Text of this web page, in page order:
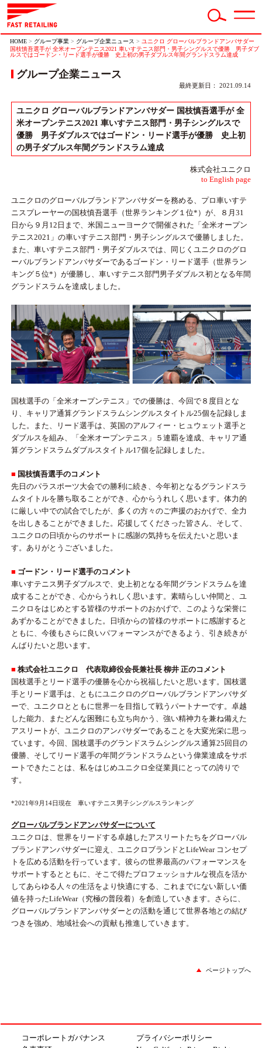
HOME > グループ事業 > グループ企業ニュース > ユニクロ グローバルブランドアンバサダー
国枝慎吾選手が 全米オープンテニス2021 車いすテニス部門・男子シングルスで優勝 男子ダブ
ルスではゴードン・リード選手が優勝 史上初の男子ダブルス年間グランドスラム達成
グループ企業ニュース
最終更新日： 2021.09.14
ユニクロ グローバルブランドアンバサダー 国枝慎吾選手が 全
米オープンテニス2021 車いすテニス部門・男子シングルスで
優勝 男子ダブルスではゴードン・リード選手が優勝 史上初
の男子ダブルス年間グランドスラム達成
株式会社ユニクロ
to English page
ユニクロのグローバルブランドアンバサダーを務める、プロ車いすテ
ニスプレーヤーの国枝慎吾選手（世界ランキング１位*）が、８月31
日から９月12日まで、米国ニューヨークで開催された「全米オープン
テニス2021」の車いすテニス部門・男子シングルスで優勝しました。
また、車いすテニス部門・男子ダブルスでは、同じくユニクロのグロ
ーバルブランドアンバサダーであるゴードン・リード選手（世界ラン
キング５位*）が優勝し、車いすテニス部門男子ダブルス初となる年間
グランドスラムを達成しました。
国枝選手の「全米オープンテニス」での優勝は、今回で８度目とな
り、キャリア通算グランドスラムシングルスタイトル25個を記録しま
した。また、リード選手は、英国のアルフィー・ヒュウェット選手と
ダブルスを組み、「全米オープンテニス」５連覇を達成、キャリア通
算グランドスラムダブルスタイトル17個を記録しました。
■ 国枝慎吾選手のコメント
先日のパラスポーツ大会での勝利に続き、今年初となるグランドスラ
ムタイトルを勝ち取ることができ、心からうれしく思います。体力的
に厳しい中での試合でしたが、多くの方々のご声援のおかげで、全力
を出しきることができました。応援してくださった皆さん、そして、
ユニクロの日頃からのサポートに感謝の気持ちを伝えたいと思いま
す。ありがとうございました。
■ ゴードン・リード選手のコメント
車いすテニス男子ダブルスで、史上初となる年間グランドスラムを達
成することができ、心からうれしく思います。素晴らしい仲間と、ユ
ニクロをはじめとする皆様のサポートのおかげで、このような栄誉に
あずかることができました。日頃からの皆様のサポートに感謝すると
ともに、今後もさらに良いパフォーマンスができるよう、引き続きが
んばりたいと思います。
■ 株式会社ユニクロ 代表取締役会長兼社長 柳井 正のコメント
国枝選手とリード選手の優勝を心から祝福したいと思います。国枝選
手とリード選手は、ともにユニクロのグローバルブランドアンバサダ
ーで、ユニクロとともに世界一を目指して戦うパートナーです。卓越
した能力、またどんな困難にも立ち向かう、強い精神力を兼ね備えた
アスリートが、ユニクロのアンバサダーであることを大変光栄に思っ
ています。今回、国枝選手のグランドスラムシングルス通算25回目の
優勝、そしてリード選手の年間グランドスラムという偉業達成をサポ
ートできたことは、私をはじめユニクロ全従業員にとっての誇りで
す。
*2021年9月14日現在 車いすテニス男子シングルスランキング
グローバルブランドアンバサダーについて
ユニクロは、世界をリードする卓越したアスリートたちをグローバル
ブランドアンバサダーに迎え、ユニクロブランドとLifeWear コンセプ
トを広める活動を行っています。彼らの世界最高のパフォーマンスを
サポートするとともに、そこで得たプロフェッショナルな視点を活か
してあらゆる人々の生活をより快適にする、これまでにない新しい価
値を持ったLifeWear（究極の普段着）を創造していきます。さらに、
グローバルブランドアンバサダーとの活動を通じて世界各地との結び
つきを強め、地域社会への貢献も推進していきます。
ページトップへ
コーポレートガバナンス
プライバシーポリシー